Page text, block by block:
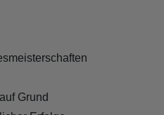
Grund